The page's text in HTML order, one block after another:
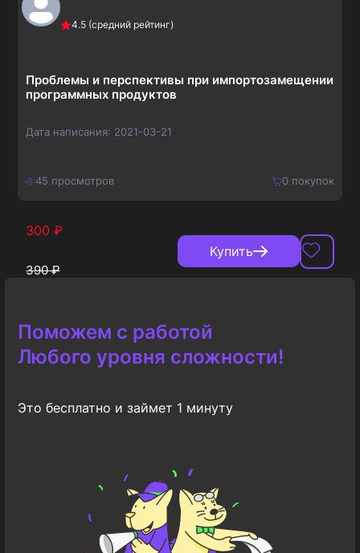
4.5 (средний рейтинг)
Проблемы и перспективы при импортозамещении
программных продуктов
Дата написания: 2021-03-21
45 просмотров 0покупок
300 ₽
390₽
Купить
Поможем с работой
Любого уровня сложности!
Это бесплатно и займет 1 минуту